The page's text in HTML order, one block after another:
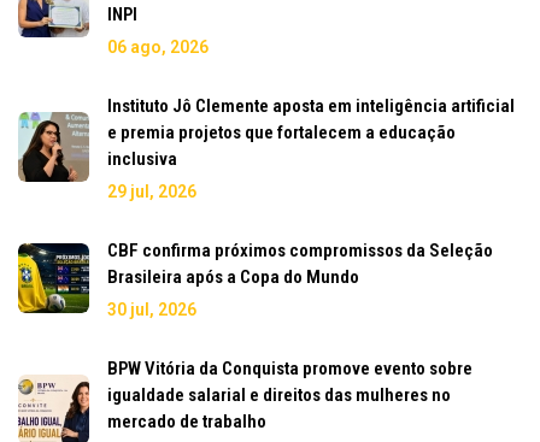
INPI
06 ago, 2026
Instituto Jô Clemente aposta em inteligência artificial
e premia projetos que fortalecem a educação
inclusiva
29 jul, 2026
CBF confirma próximos compromissos da Seleção
Brasileira após a Copa do Mundo
30 jul, 2026
BPW Vitória da Conquista promove evento sobre
igualdade salarial e direitos das mulheres no
mercado de trabalho